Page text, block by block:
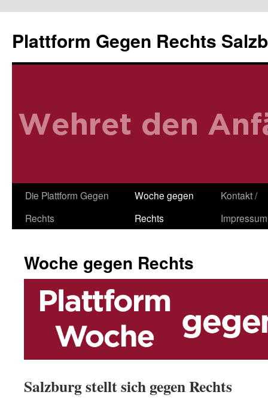
springen
Plattform Gegen Rechts
Die Plattform Gegen
Rechts
Woche gegen
Rechts
Kontakt /
Impressum
Woche gegen Rechts
Salzburg stellt sich gegen Rechts